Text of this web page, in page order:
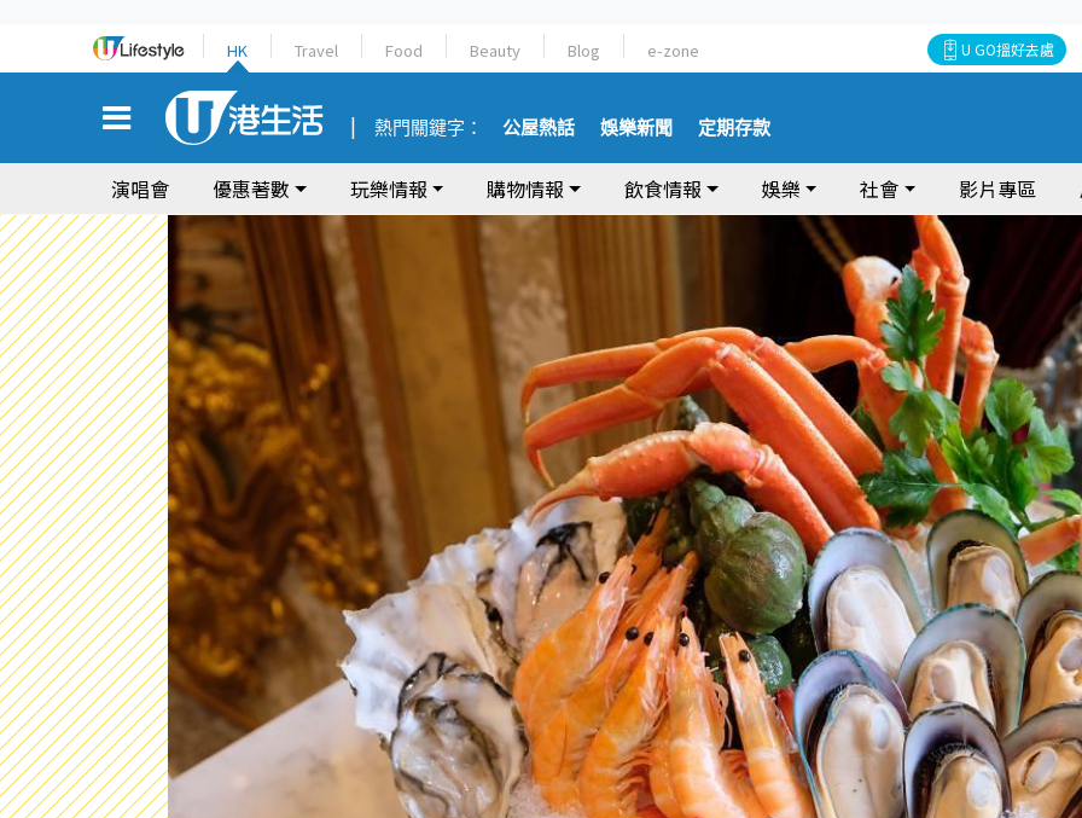
HK Travel Food Beauty Blog e-zone U GO搵好去處
熱門關鍵字： 公屋熱話 娛樂新聞 定期存款
演唱會 優惠著數 玩樂情報 購物情報 飲食情報 娛樂 社會 影片專區